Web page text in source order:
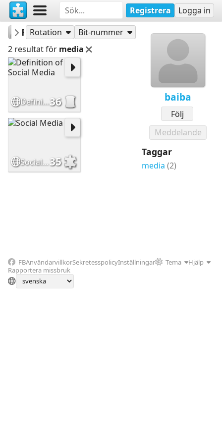
Registrera Logga in
baiba
Följ
Meddelande
Taggar
media (2)
baiba
Pussel
Rotation
Bit-nummer
2 resultat för media
Definition of Social Media36
Social Media35
FBAnvändarvillkorSekretesspolicyInställningar Tema
Hjälp
Rapportera missbruk